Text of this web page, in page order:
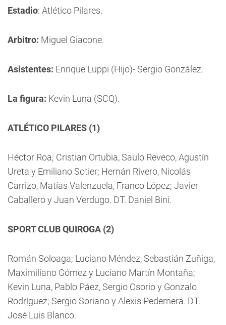
Estadio: Atlético Pilares.
Arbitro: Miguel Giacone.
Asistentes: Enrique Luppi (Hijo)- Sergio González.
La figura: Kevin Luna (SCQ).
ATLÉTICO PILARES (1)
Héctor Roa; Cristian Ortubia, Saulo Reveco, Agustín
Ureta y Emiliano Sotier; Hernán Rivero, Nicolás
Carrizo, Matías Valenzuela, Franco López; Javier
Caballero y Juan Verdugo. DT. Daniel Bini.
SPORT CLUB QUIROGA (2)
Román Soloaga; Luciano Méndez, Sebastián Zuñiga,
Maximiliano Gómez y Luciano Martín Montaña;
Kevin Luna, Pablo Páez, Sergio Osorio y Gonzalo
Rodríguez; Sergio Soriano y Alexis Pedernera. DT.
José Luis Blanco.